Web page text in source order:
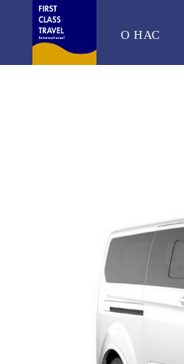
О НАС